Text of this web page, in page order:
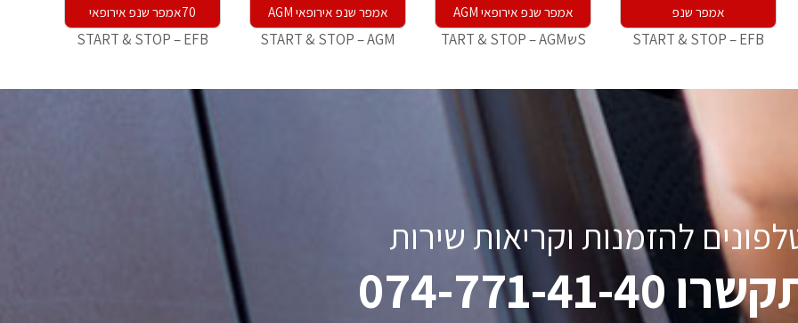
אמפר שנפ
START & STOP – EFB
אמפר שנפ אירופאי AGM
SשTART & STOP – AGM
אמפר שנפ אירופאי AGM
START & STOP – AGM
70אמפר שנפ אירופאי
START & STOP – EFB
להזמנות וקריאות שירות
074-771-41-40